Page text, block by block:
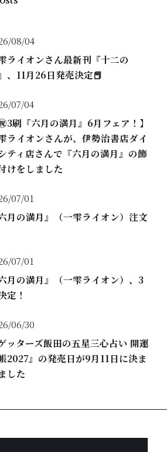
08/04
ライオンさん最新刊『十二の
、11月26日発売決定📕
07/04
㊗️3刷『六月の満月』6月フェア！】
ライオンさんが、伊勢治書店ダイ
ティ店さんで『六月の満月』の飾
けをしました
07/01
六月の満月』（一雫ライオン）注文
07/01
六月の満月』（一雫ライオン）、3
定！
06/30
ゲッターズ飯田の五星三心占い 開運
2027』の発売日が9月11日に決ま
した